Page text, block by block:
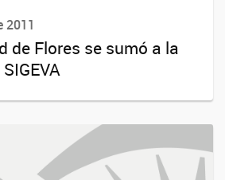
2011
de Flores se sumó a la